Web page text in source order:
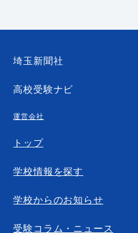
埼玉新聞社
高校受験ナビ
運営会社
トップ
学校情報を探す
学校からのお知らせ
受験コラム・ニュース